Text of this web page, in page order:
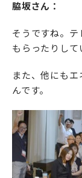
脇坂さん：
そうですね。テ
もらったりして
また、他にも
んです。